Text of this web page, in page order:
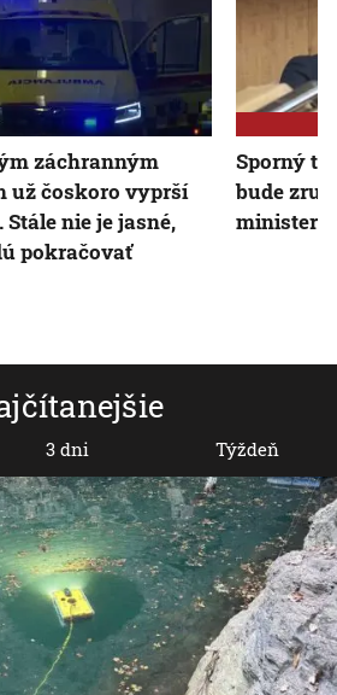
3 dni Týždeň
záchranným
už čoskoro vyprší
nie je jasné,
pokračovať
Sporný
bude
minister